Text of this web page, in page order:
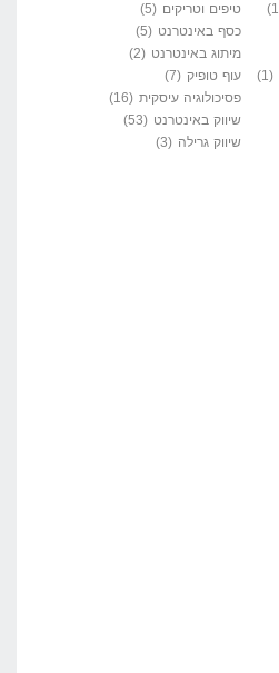
טיפים וטריקים (5)
כסף באינטרנט (5)
מיתוג באינטרנט (2)
(1) עוף טופיק (7)
פסיכולוגיה עיסקית (16)
שיווק באינטרנט (53)
שיווק גרילה (3)